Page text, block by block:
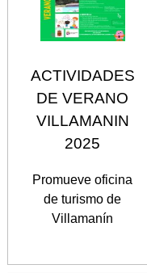
ACTIVIDADES
DE VERANO
VILLAMANIN
2025
Promueve oficina
de turismo de
Villamanín